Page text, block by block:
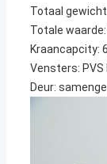
Totaal
Totale
Kraancapcity:
Vensters:
Deur: